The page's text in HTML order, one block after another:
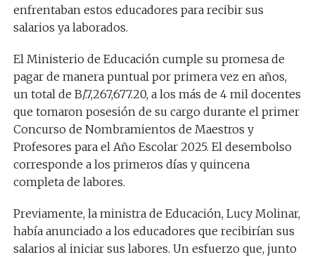
enfrentaban estos educadores para recibir sus
salarios ya laborados.
El Ministerio de Educación cumple su promesa de
pagar de manera puntual por primera vez en años,
un total de B/.7,267,677.20, a los más de 4 mil docentes
que tomaron posesión de su cargo durante el primer
Concurso de Nombramientos de Maestros y
Profesores para el Año Escolar 2025. El desembolso
corresponde a los primeros días y quincena
completa de labores.
Previamente, la ministra de Educación, Lucy Molinar,
había anunciado a los educadores que recibirían sus
salarios al iniciar sus labores. Un esfuerzo que, junto